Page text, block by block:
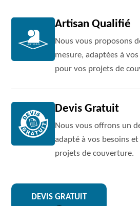
Artisan Qualifié
Nous vous proposons
mesure, adaptées à
pour vos projets de
Devis Gratuit
Nous vous offrons un
adapté à vos besoins
projets de couverture.
DEVIS GRATUIT